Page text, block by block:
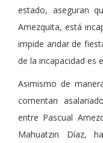
estado, aseguran
Amezquita, está
impide andar de
de la incapacidad es
Asimismo de
comentan
entre Pascual
Mahuatzin Díaz,